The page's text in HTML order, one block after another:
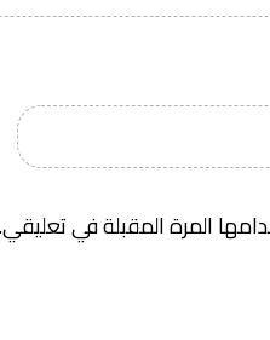
المرة المقبلة في تعليقي.